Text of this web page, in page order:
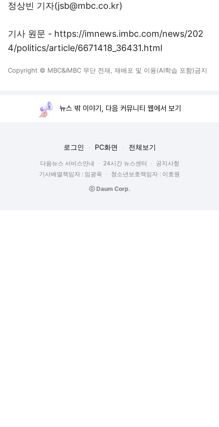
정상빈 기자(jsb@mbc.co.kr)
기사 원문 - https://imnews.imbc.com/news/202
4/politics/article/6671418_36431.html
Copyright © MBC&iMBC 무단 전재, 재배포 및 이용(AI학습 포함)금지
뉴스 밖 이야기, 다음 커뮤니티 웹에서 보기
로그인 PC화면 전체보기
다음뉴스 서비스안내 24시간 뉴스센터
공지사항
기사배열책임자 : 임광욱
청소년보호책임자 : 이호원
ⓒ Daum Corp.